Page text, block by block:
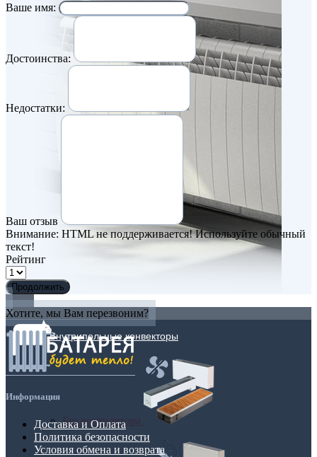
Внутрипольные конвекторы
Без вентилятора
Ваше имя:
Достоинства:
Недостатки:
Ваш отзыв
Внимание: HTML не поддерживается! Используйте обычный
текст!
Рейтинг
Продолжить
Хотите, мы Вам перезвоним?
Информация
Доставка и Оплата
Политика безопасности
Условия обмена и возврата